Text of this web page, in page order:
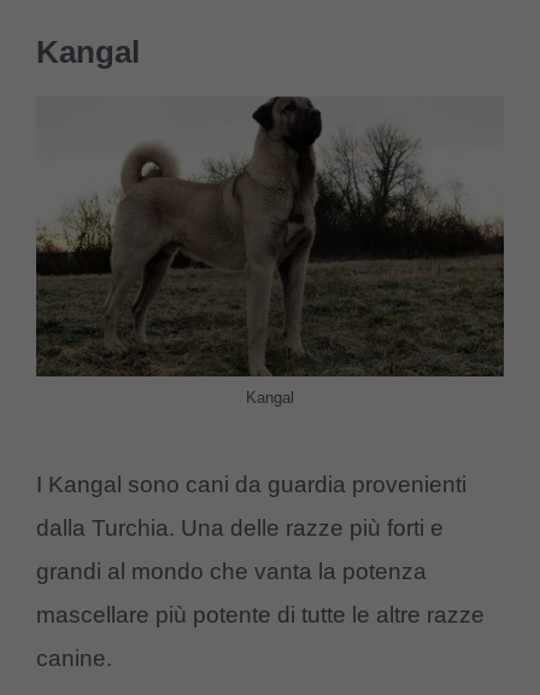
Kangal
Kangal
I Kangal sono cani da guardia provenienti
dalla Turchia. Una delle razze più forti e
grandi al mondo che vanta la potenza
mascellare più potente di tutte le altre razze
canine.